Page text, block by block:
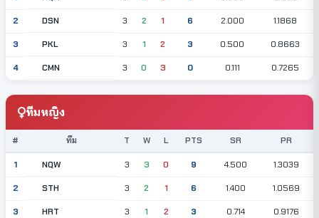
2 DSN 3 2 1 6 2.000 1.1868
3 PKL 3 1 2 3 0.500 0.8663
4 CMN 3 0 3 0 0.111 0.7265
ทีมหญิง
# ทีม T W L PTS SR PR
1 NQW 3 3 0 9 4.500 1.3039
2 STH 3 2 1 6 1.400 1.0569
3 HRT 3 1 2 3 0.714 0.9176